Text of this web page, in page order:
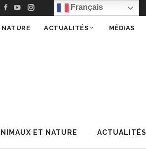
Français
ET NATURE ACTUALITÉS
ACTUALITÉS MÉDIAS